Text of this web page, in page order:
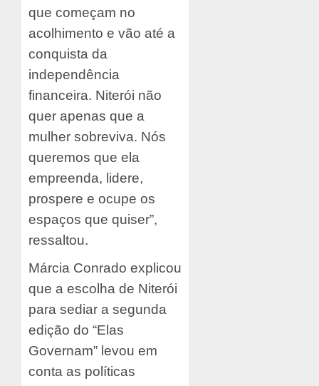
que começam no
acolhimento e vão até a
conquista da
independência
financeira. Niterói não
quer apenas que a
mulher sobreviva. Nós
queremos que ela
empreenda, lidere,
prospere e ocupe os
espaços que quiser”,
ressaltou.
Márcia Conrado explicou
que a escolha de Niterói
para sediar a segunda
edição do “Elas
Governam” levou em
conta as políticas